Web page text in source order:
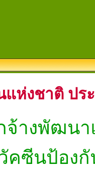
ห่งชาติ ปร
างพัฒนา
คซีนป้อง